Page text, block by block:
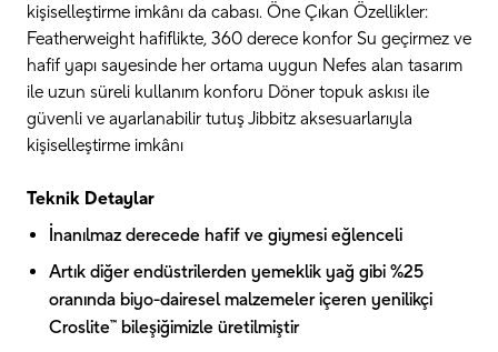
kişiselleştirme imkânı da cabası. Öne Çıkan Özellikler:
Featherweight hafiflikte, 360 derece konfor Su geçirmez ve
hafif yapı sayesinde her ortama uygun Nefes alan tasarım
ile uzun süreli kullanım konforu Döner topuk askısı ile
güvenli ve ayarlanabilir tutuş Jibbitz aksesuarlarıyla
kişiselleştirme imkânı
Teknik Detaylar
İnanılmaz derecede hafif ve giymesi eğlenceli
Artık diğer endüstrilerden yemeklik yağ gibi %25
oranında biyo-dairesel malzemeler içeren yenilikçi
Croslite™ bileşiğimizle üretilmiştir